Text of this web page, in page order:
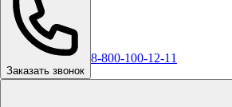
Заказать звонок
8-800-100-12-11